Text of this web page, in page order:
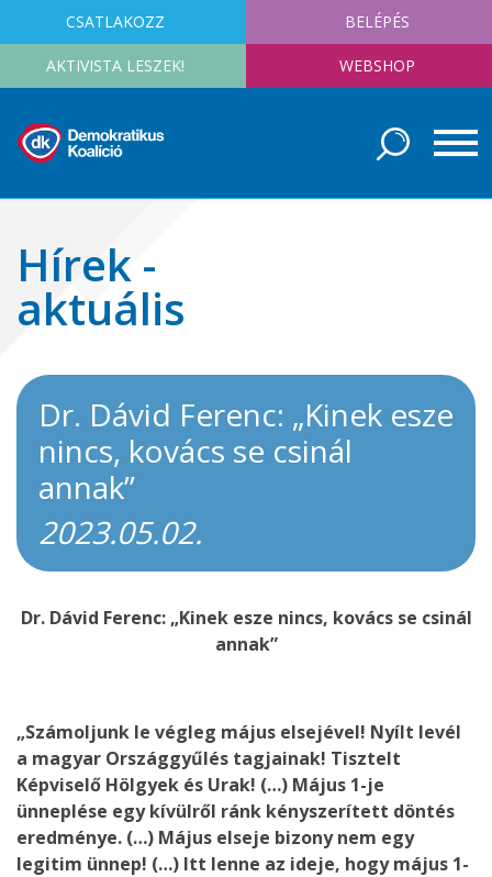
CSATLAKOZZ BELÉPÉS
AKTIVISTA LESZEK! WEBSHOP
Hírek -
aktuális
Dr. Dávid Ferenc: „Kinek esze
nincs, kovács se csinál
annak”
2023.05.02.
Dr. Dávid Ferenc: „Kinek esze nincs, kovács se csinál
annak”
„Számoljunk le végleg május elsejével! Nyílt levél
a magyar Országgyűlés tagjainak! Tisztelt
Képviselő Hölgyek és Urak! (…) Május 1-je
ünneplése egy kívülről ránk kényszerített döntés
eredménye. (…) Május elseje bizony nem egy
legitim ünnep! (…) Itt lenne az ideje, hogy május 1-